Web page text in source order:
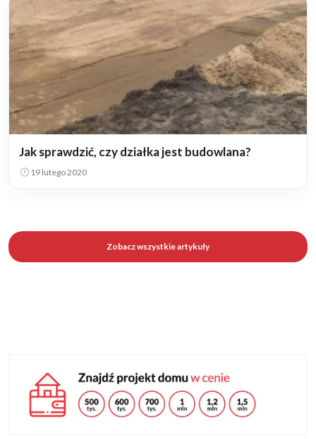
Jak sprawdzić, czy działka jest budowlana?
19 lutego 2020
Zobacz wszystkie artykuły